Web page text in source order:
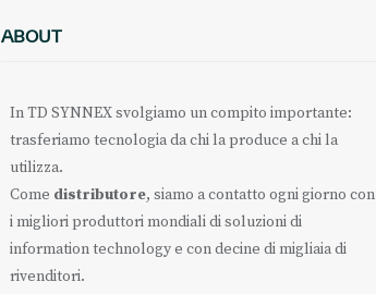
ABOUT
In TD SYNNEX svolgiamo un compito importante:
trasferiamo tecnologia da chi la produce a chi la
utilizza.
Come distributore, siamo a contatto ogni giorno con
i migliori produttori mondiali di soluzioni di
information technology e con decine di migliaia di
rivenditori.